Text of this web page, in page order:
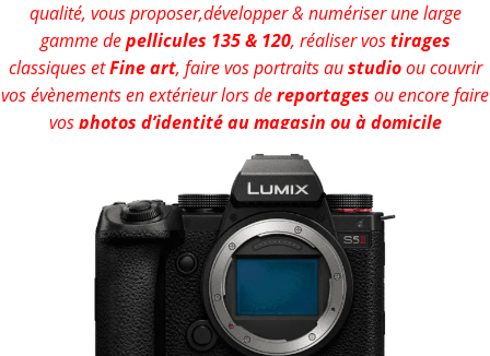
qualité, vous proposer,développer & numériser une large
gamme depellicules 135 & 120, réaliser vostirages
classiques etFine art, faire vos portraits austudioou couvrir
vos évènements en extérieur lors dereportages ou encore faire
vosphotos d’identité au magasin ou à domicile